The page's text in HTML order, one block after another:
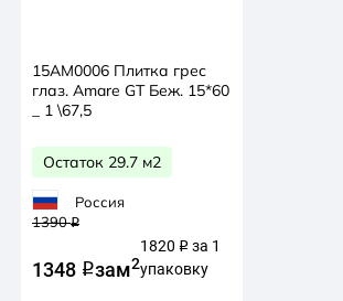
15AM0006 Плитка грес
глаз. Amare GT Беж. 15*60
_ 1 \67,5
Остаток 29.7 м2
Россия
1390q
1348 qзам2
1820 q за 1
упаковку